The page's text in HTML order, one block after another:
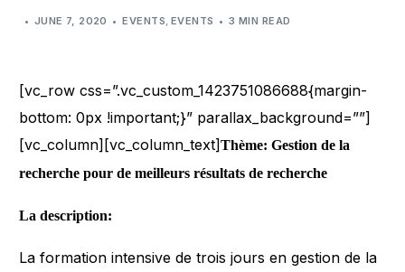
JUNE 7, 2020 EVENTS,EVENTS 3 MIN READ
[vc_row css=”.vc_custom_1423751086688{margin-
bottom: 0px !important;}” parallax_background=””]
[vc_column][vc_column_text]Thème: Gestion de la
recherche pour de meilleurs résultats de recherche
La description:
La formation intensive de trois jours en gestion de la